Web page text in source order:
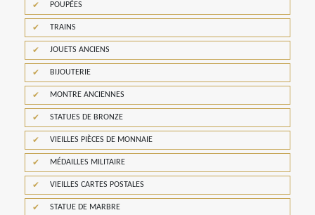
POUPÉES
TRAINS
JOUETS ANCIENS
BIJOUTERIE
MONTRE ANCIENNES
STATUES DE BRONZE
VIEILLES PIÈCES DE MONNAIE
MÉDAILLES MILITAIRE
VIEILLES CARTES POSTALES
STATUE DE MARBRE